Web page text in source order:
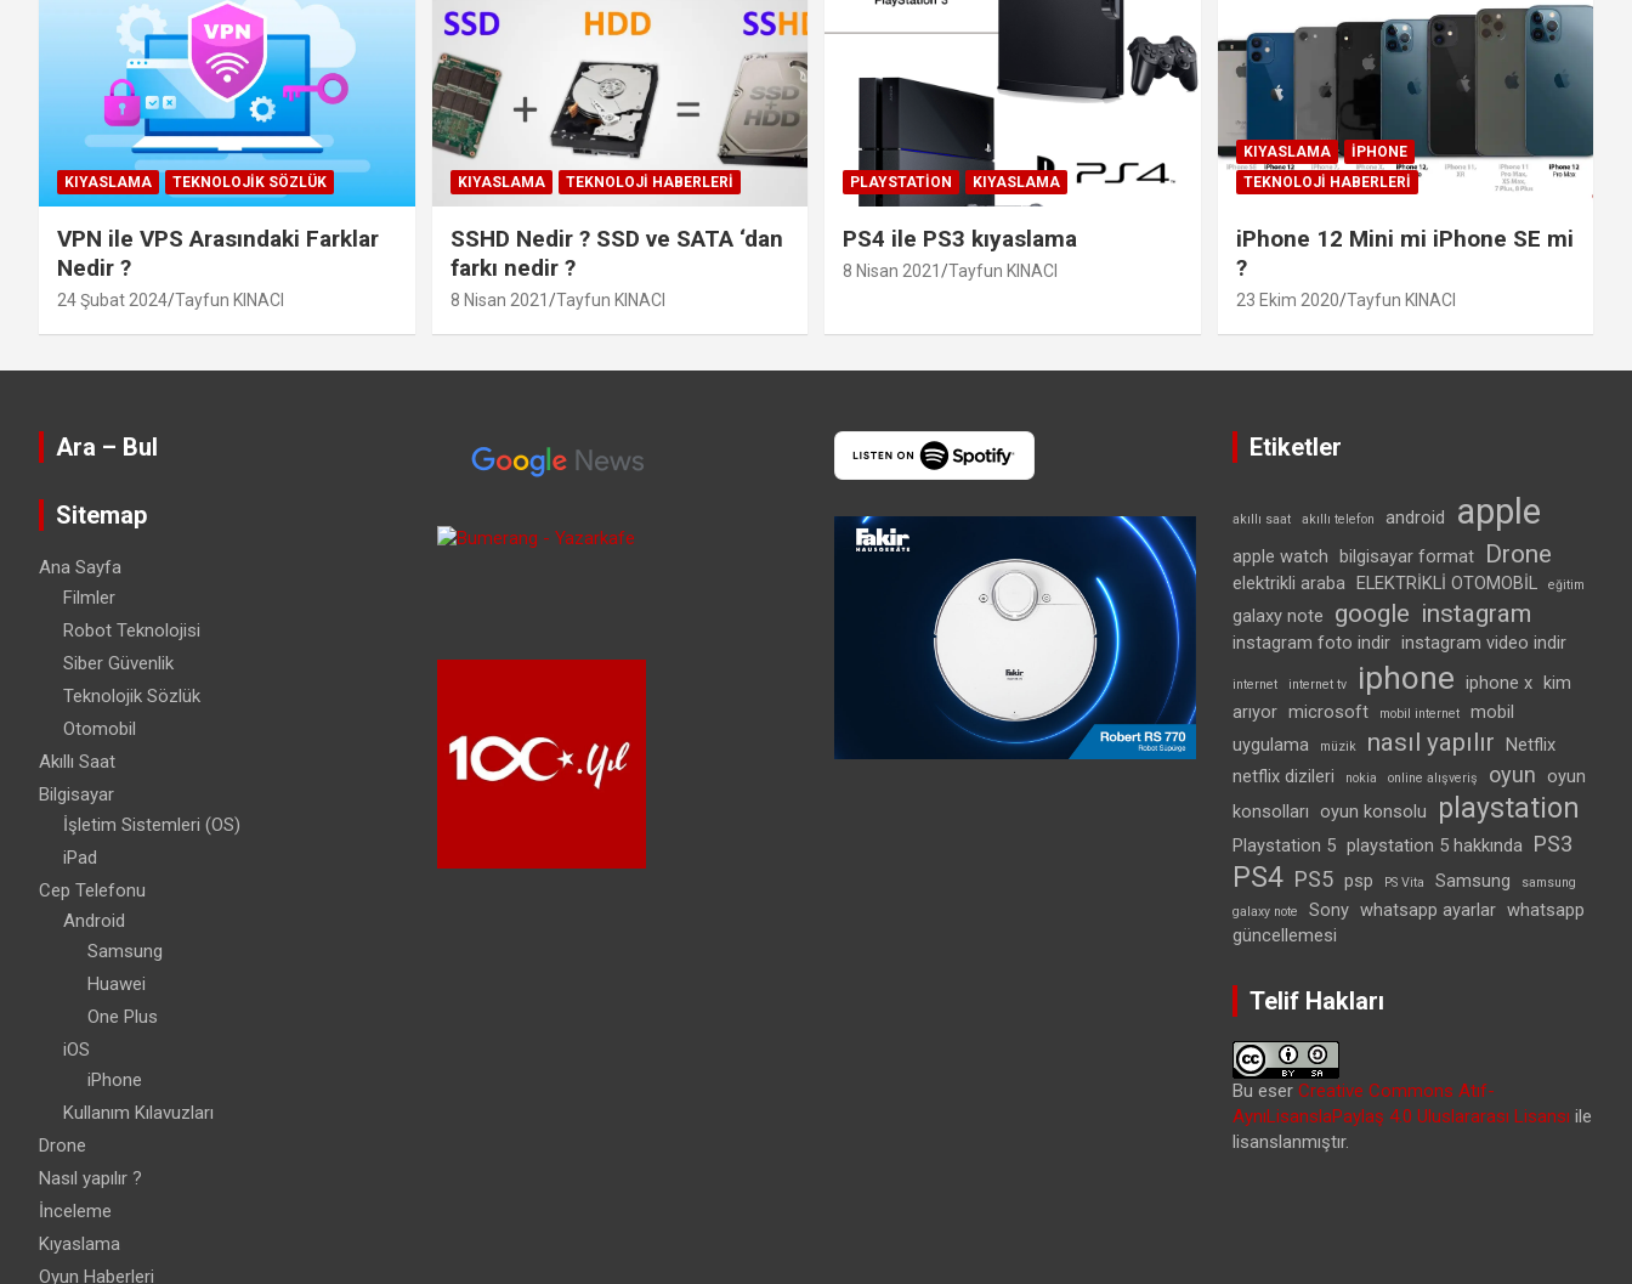
KIYASLAMA TEKNOLOJIK SÖZLÜK
VPN ile VPS Arasındaki Farklar
Nedir ?
24 Şubat 2024 Tayfun KINACI
KIYASLAMA TEKNOLOJI HABERLERI
SSHD Nedir ? SSD ve SATA ‘dan
farkı nedir ?
8 Nisan 2021 Tayfun KINACI
PLAYSTATION KIYASLAMA
PS4 ile PS3 kıyaslama
8 Nisan 2021 Tayfun KINACI
KIYASLAMA
IPHONE
TEKNOLOJI HABERLERI
iPhone 12 Mini mi iPhone SE mi
?
23 Ekim 2020 Tayfun KINACI
Ara – Bul
Sitemap
Ana Sayfa
Filmler
Robot Teknolojisi
Siber Güvenlik
Teknolojik Sözlük
Otomobil
Akıllı Saat
Bilgisayar
İşletim Sistemleri (OS)
iPad
Cep Telefonu
Android
Samsung
Huawei
One Plus
iOS
iPhone
Kullanım Kılavuzları
Drone
Nasıl yapılır ?
İnceleme
Kıyaslama
Oyun Haberleri
Etiketler
akıllı saat akıllı telefon android apple
apple watch bilgisayar format Drone
elektrikli araba ELEKTRİKLİ OTOMOBİL eğitim
galaxy note google instagram
instagram foto indir instagram video indir
internet internet tv iphone iphone x kim
arıyor microsoft mobil internet
mobil
uygulama
müzik nasıl yapılır Netflix
netflix dizileri
nokia online alışveriş oyun
oyun
konsolları
oyun konsolu playstation
Playstation 5 playstation 5 hakkında PS3
PS4 PS5 psp PS Vita Samsung
samsung
galaxy note
Sony whatsapp ayarlar whatsapp
güncellemesi
Telif Hakları
Bu eser Creative Commons Atıf-
AynıLisanslaPaylaş 4.0 Uluslararası Lisansı ile
lisanslanmıştır.